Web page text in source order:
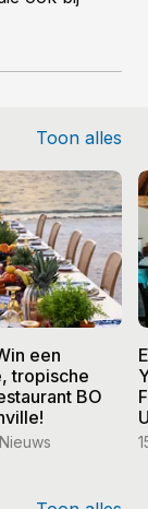
Toon alles
een
tropische
BO
Nieuws